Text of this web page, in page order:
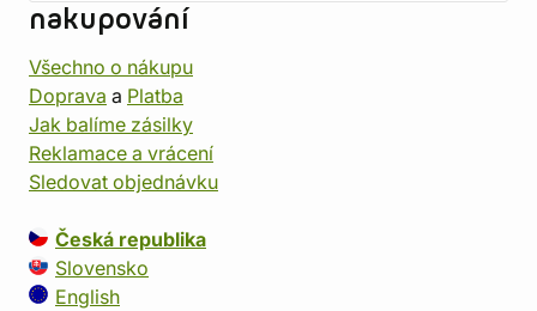
nakupování
Všechno o nákupu
Doprava a Platba
Jak balíme zásilky
Reklamace a vrácení
Sledovat objednávku
Česká republika
Slovensko
English